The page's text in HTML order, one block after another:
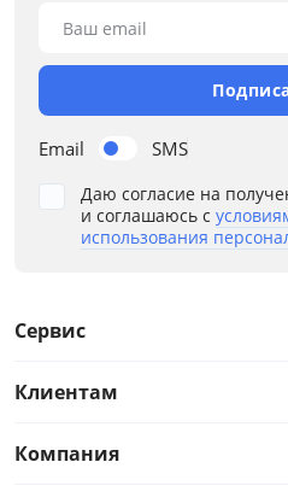
Email SMS
Ваш email
Даю согласие на
и соглашаюсь с
использования
Сервис
Клиентам
Компания